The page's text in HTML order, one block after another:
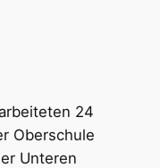
24
Oberschule
Unteren